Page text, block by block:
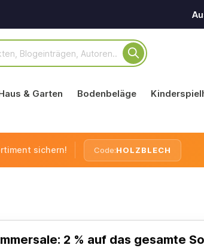
& Garten Bodenbeläge
sichern! Code:HOLZBLECH
2 % auf das gesamte